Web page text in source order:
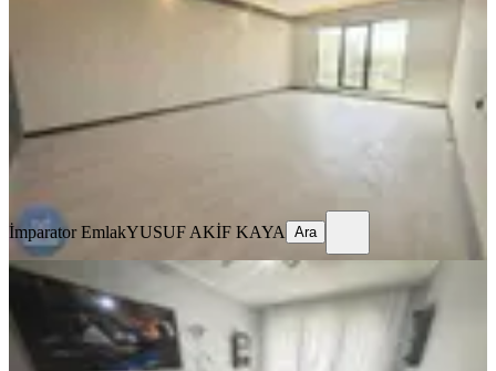
Mamak, Şehit Cengiz Topel Mahallesi
25.06.2026
10.499.000 ₺
İmparator Emlak
İmparator EmlakYUSUF AKİF KAYA Ara
MANZARALI
Şehit Cengiz Topel Mahallesinde 3+1
Satılık Daire
Mamak, Şehit Cengiz Topel Mahallesi